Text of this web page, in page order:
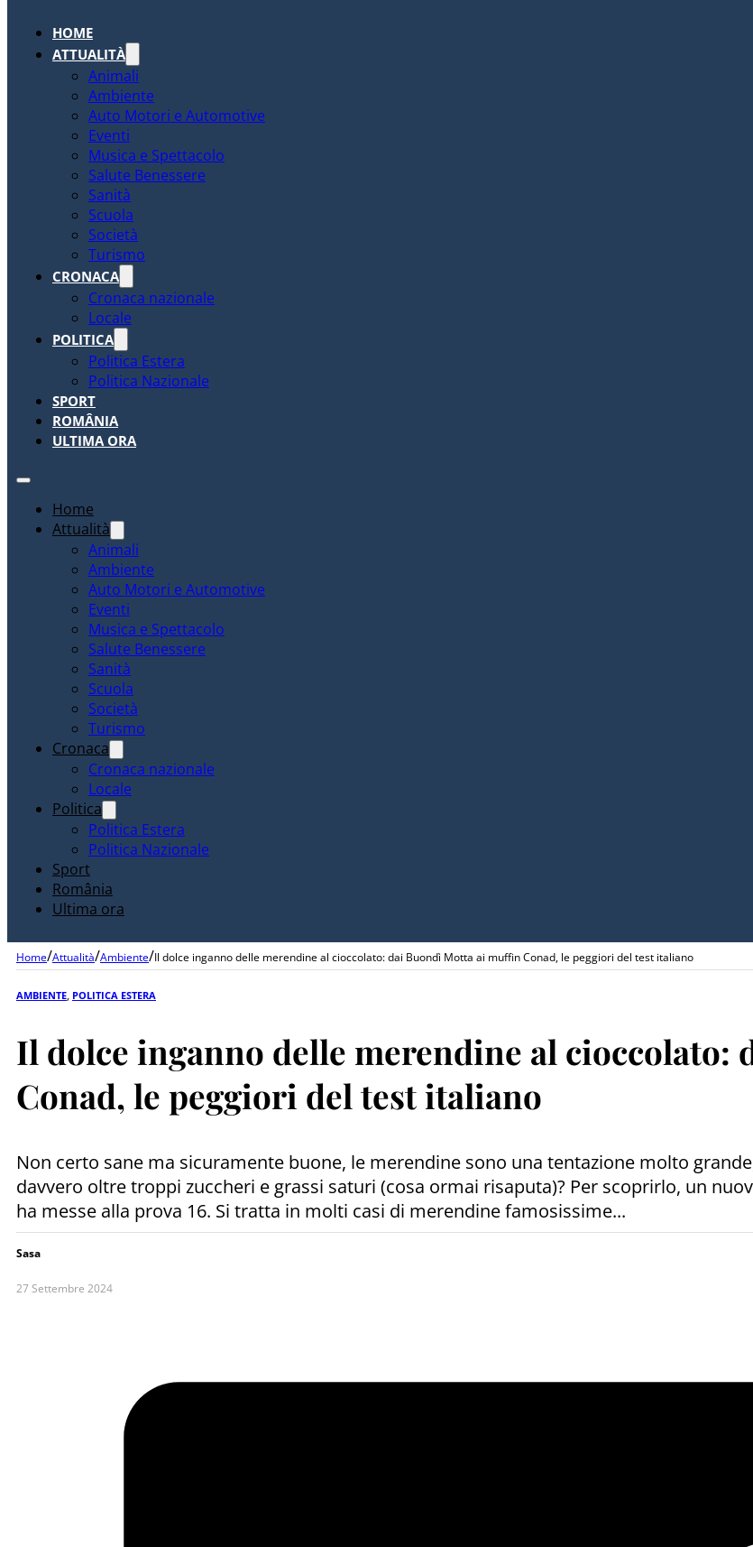
HOME
ATTUALITÀ
Animali
Ambiente
Auto Motori e Automotive
Eventi
Musica e Spettacolo
Salute Benessere
Sanità
Scuola
Società
Turismo
CRONACA
Cronaca nazionale
Locale
POLITICA
Politica Estera
Politica Nazionale
SPORT
ROMÂNIA
ULTIMA ORA
Home
Attualità
Animali
Ambiente
Auto Motori e Automotive
Eventi
Musica e Spettacolo
Salute Benessere
Sanità
Scuola
Società
Turismo
Cronaca
Cronaca nazionale
Locale
Politica
Politica Estera
Politica Nazionale
Sport
România
Ultima ora
Home/Attualità/Ambiente/Il dolce inganno delle merendine al cioccolato: dai Buondì Motta ai muffin Conad, le peggiori del test italiano
AMBIENTE POLITICA ESTERA
Il dolce inganno delle merendine al cioccolato:
Conad, le peggiori del test italiano
Non certo sane ma sicuramente buone, le merendine sono una tentazione molto
davvero oltre troppi zuccheri e grassi saturi (cosa ormai risaputa)? Per scoprirlo, un
ha messe alla prova 16. Si tratta in molti casi di merendine famosissime...
Sasa
27 Settembre 2024